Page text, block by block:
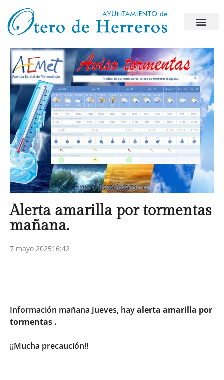
Alerta amarilla por tormentas
mañana.
7 mayo 202516:42
Información mañana Jueves, hayalerta amarilla por
tormentas .
¡¡Mucha precaución!!